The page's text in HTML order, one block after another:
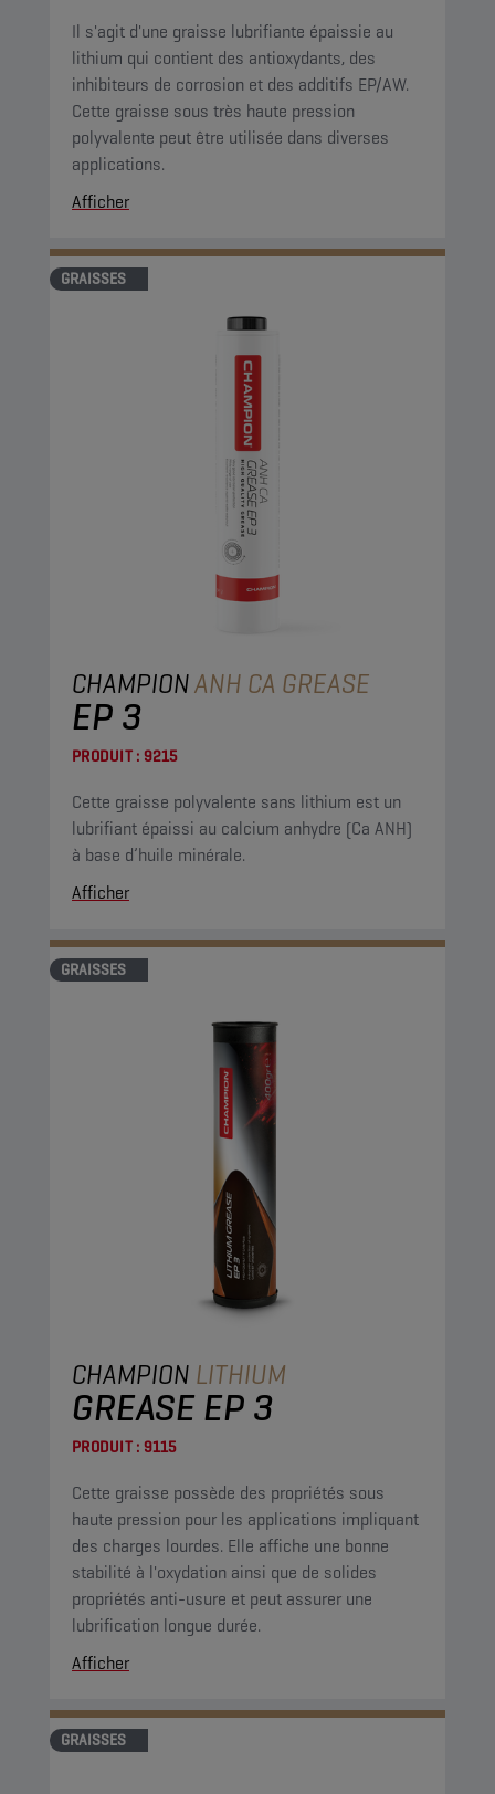
Il s'agit d'une graisse lubrifiante épaissie au
lithium qui contient des antioxydants, des
inhibiteurs de corrosion et des additifs EP/AW.
Cette graisse sous très haute pression
polyvalente peut être utilisée dans diverses
applications.
Afficher
GRAISSES
CHAMPIONANH CA GREASE
EP 3
PRODUIT : 9215
Cette graisse polyvalente sans lithium est un
lubrifiant épaissi au calcium anhydre (Ca ANH)
à base d’huile minérale.
Afficher
GRAISSES
CHAMPION LITHIUM
GREASE EP 3
PRODUIT : 9115
Cette graisse possède des propriétés sous
haute pression pour les applications impliquant
des charges lourdes. Elle affiche une bonne
stabilité à l'oxydation ainsi que de solides
propriétés anti-usure et peut assurer une
lubrification longue durée.
Afficher
GRAISSES